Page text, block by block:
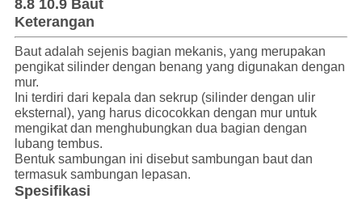
8.8 10.9 Baut
Keterangan
Baut adalah sejenis bagian mekanis, yang merupakan
pengikat silinder dengan benang yang digunakan dengan
mur.
Ini terdiri dari kepala dan sekrup (silinder dengan ulir
eksternal), yang harus dicocokkan dengan mur untuk
mengikat dan menghubungkan dua bagian dengan
lubang tembus.
Bentuk sambungan ini disebut sambungan baut dan
termasuk sambungan lepasan.
Spesifikasi